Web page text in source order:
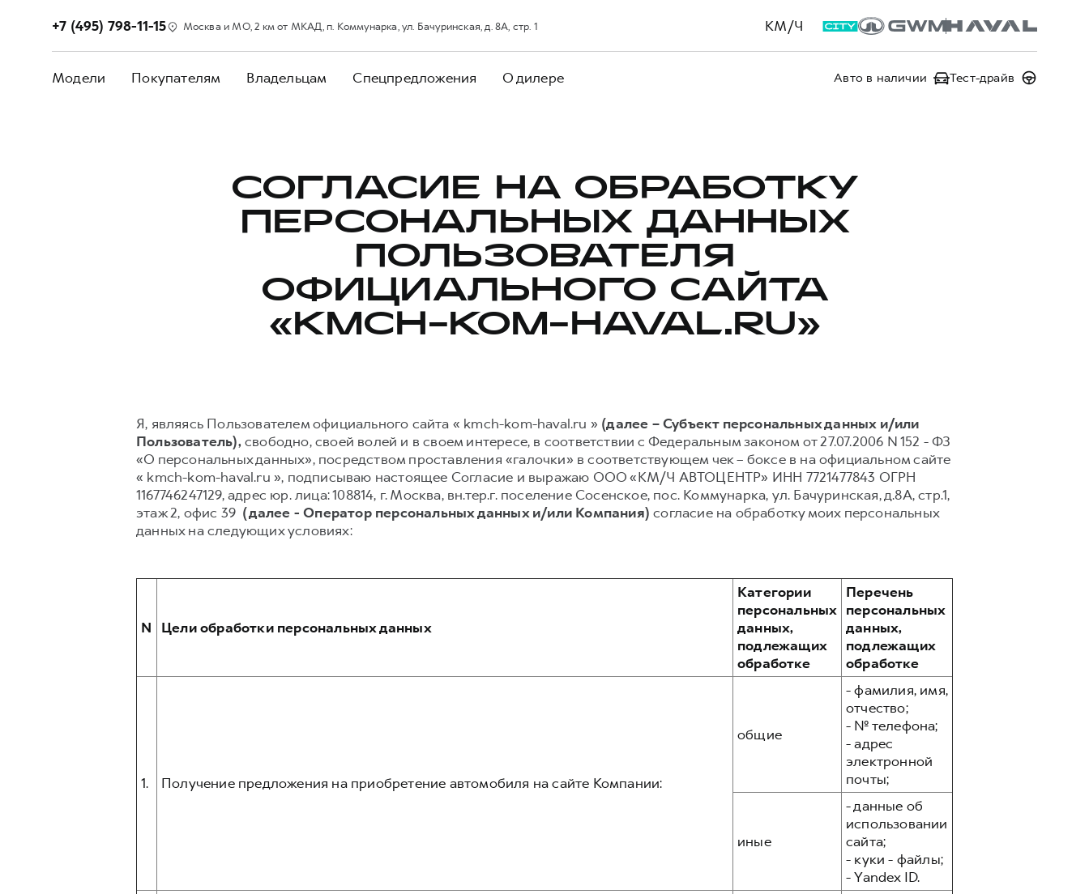
КМ/Ч
+7 (495) 798-11-15 Москва и МО, 2 км от МКАД, п. Коммунарка, ул. Бачуринская, д. 8А, стр. 1
Модели Покупателям Владельцам Спецпредложения О дилере Авто в наличии Тест-драйв
СОГЛАСИЕ НА ОБРАБОТКУ
ПЕРСОНАЛЬНЫХ ДАННЫХ
ПОЛЬЗОВАТЕЛЯ
ОФИЦИАЛЬНОГО САЙТА
«KMCH-KOM-HAVAL.RU»
Я, являясь Пользователем официального сайта « kmch-kom-haval.ru » (далее – Субъект персональных данных и/или
Пользователь),свободно, своей волей и в своем интересе, в соответствии с Федеральным законом от 27.07.2006 N 152 - ФЗ
«О персональных данных», посредством проставления «галочки» в соответствующем чек – боксе в на официальном сайте
« kmch-kom-haval.ru », подписываю настоящее Согласие и выражаю ООО «КМ/Ч АВТОЦЕНТР» ИНН 7721477843 ОГРН
1167746247129, адрес юр. лица: 108814, г. Москва, вн.тер.г. поселение Сосенское, пос. Коммунарка, ул. Бачуринская, д.8А, стр.1,
этаж 2, офис 39 (далее - Оператор персональных данных и/или Компания) согласие на обработку моих персональных
данных на следующих условиях:
N Цели обработки персональных данных
Категории
персональных
данных,
подлежащих
обработке
Перечень
персональных
данных,
подлежащих
обработке
1. Получение предложения на приобретение автомобиля на сайте Компании:
общие
- фамилия, имя,
отчество;
- № телефона;
- адрес
электронной
почты;
иные
- данные об
использовании
сайта;
- куки - файлы;
- Yandex ID.